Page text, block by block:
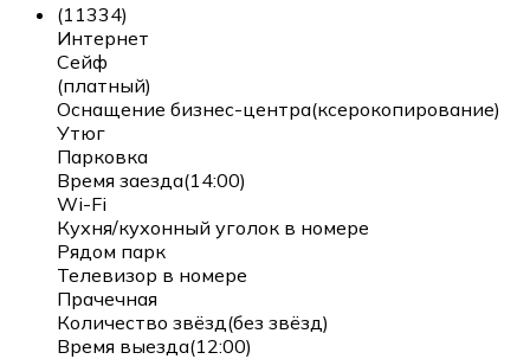
(11334)
Интернет
Сейф
(платный)
Оснащение бизнес-центра(ксерокопирование)
Утюг
Парковка
Время заезда(14:00)
Wi-Fi
Кухня/кухонный уголок в номере
Рядом парк
Телевизор в номере
Прачечная
Количество звёзд(без звёзд)
Время выезда(12:00)